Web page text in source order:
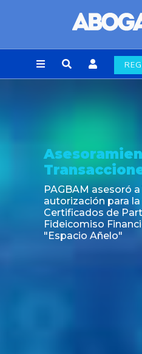
PAGBAM asesoró
autorización para
Certificados de
Fideicomiso
"Espacio Añelo"